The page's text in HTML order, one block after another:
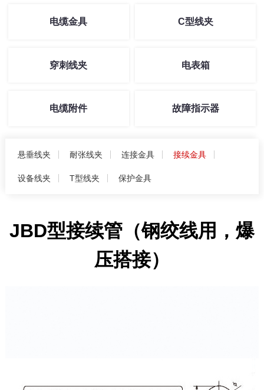
电缆金具 C型线夹
穿刺线夹 电表箱
电缆附件 故障指示器
悬垂线夹 耐张线夹 连接金具 接续金具
设备线夹 T型线夹 保护金具
JBD型接续管（钢绞线用，爆
压搭接）